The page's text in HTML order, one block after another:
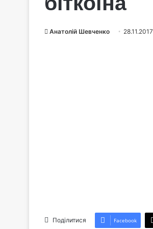
Анатолій Шевченко 28.11.2017
Поділитися Facebook